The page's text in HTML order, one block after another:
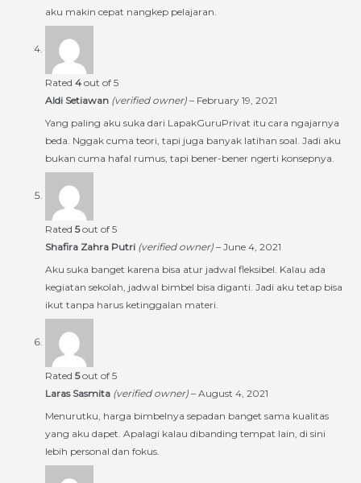
aku makin cepat nangkep pelajaran.
Rated 4 out of 5
Aldi Setiawan (verified owner) – February 19, 2021
Yang paling aku suka dari LapakGuruPrivat itu cara ngajarnya
beda. Nggak cuma teori, tapi juga banyak latihan soal. Jadi aku
bukan cuma hafal rumus, tapi bener-bener ngerti konsepnya.
Rated 5out of 5
Shafira Zahra Putri (verified owner) – June 4, 2021
Aku suka banget karena bisa atur jadwal fleksibel. Kalau ada
kegiatan sekolah, jadwal bimbel bisa diganti. Jadi aku tetap bisa
ikut tanpa harus ketinggalan materi.
Rated 5out of 5
Laras Sasmita (verified owner) – August 4, 2021
Menurutku, harga bimbelnya sepadan banget sama kualitas
yang aku dapet. Apalagi kalau dibanding tempat lain, di sini
lebih personal dan fokus.